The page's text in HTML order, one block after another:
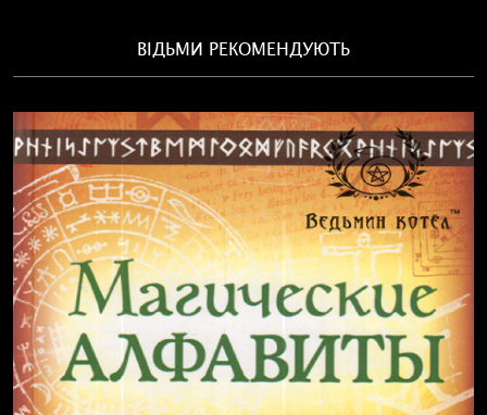
ВІДЬМИ РЕКОМЕНДУЮТЬ